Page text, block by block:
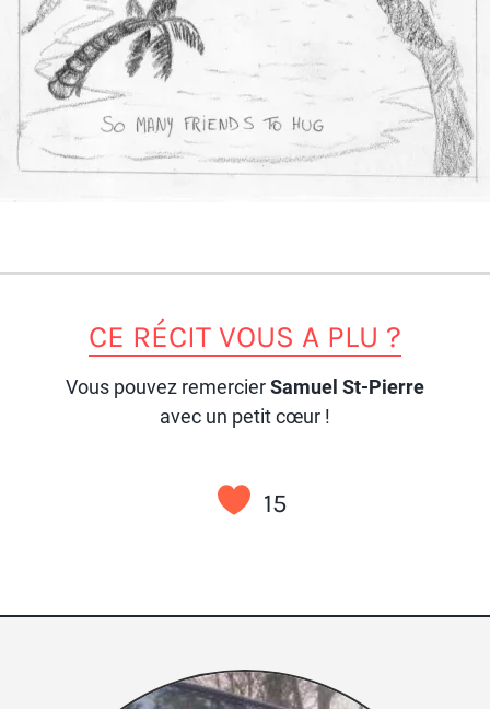
CE RÉCIT VOUS A PLU ?
Vous pouvez remercierSamuel St-Pierre
avec un petit cœur !
15